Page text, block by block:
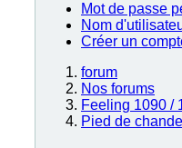
Mot de passe
Nom
Créer un
forum
Nos forums
Feeling 1090 /
Pied de